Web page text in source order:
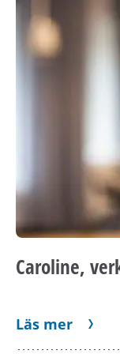
Caroline,
Läs mer